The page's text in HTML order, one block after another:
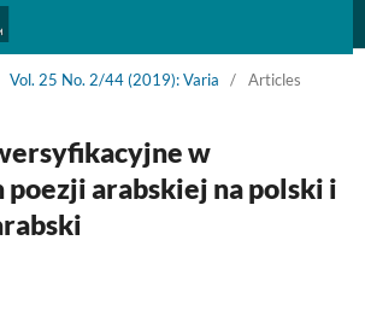
Vol. 25 No. 2/44 (2019): Varia / Articles
w
poezji arabskiej na polski i